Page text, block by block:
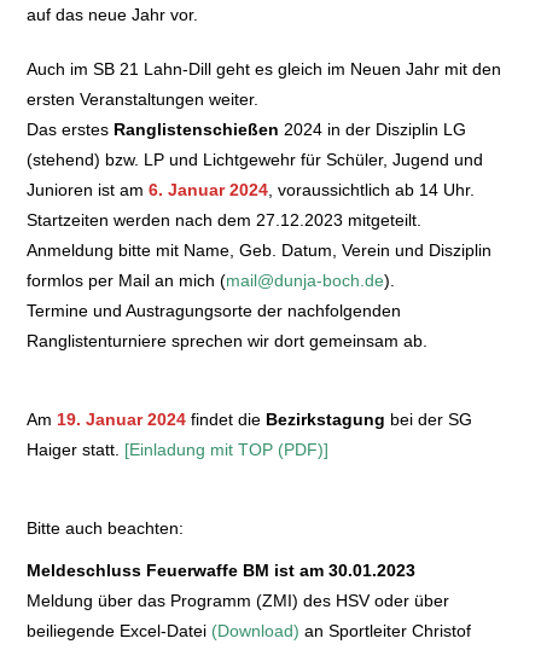
auf das neue Jahr vor.
Auch im SB 21 Lahn-Dill geht es gleich im Neuen Jahr mit den
ersten Veranstaltungen weiter.
Das erstes Ranglistenschießen2024 in der Disziplin LG
(stehend) bzw. LP und Lichtgewehr für Schüler, Jugend und
Junioren ist am 6. Januar 2024, voraussichtlich ab 14 Uhr.
Startzeiten werden nach dem 27.12.2023 mitgeteilt.
Anmeldung bitte mit Name, Geb. Datum, Verein und Disziplin
formlos per Mail an mich (mail@dunja-boch.de).
Termine und Austragungsorte der nachfolgenden
Ranglistenturniere sprechen wir dort gemeinsam ab.
Am19. Januar 2024 findet die Bezirkstagung bei der SG
Haiger statt. [Einladung mit TOP (PDF)]
Bitte auch beachten:
Meldeschluss Feuerwaffe BM ist am 30.01.2023
Meldung über das Programm (ZMI) des HSV oder über
beiliegende Excel-Datei (Download) an Sportleiter Christof